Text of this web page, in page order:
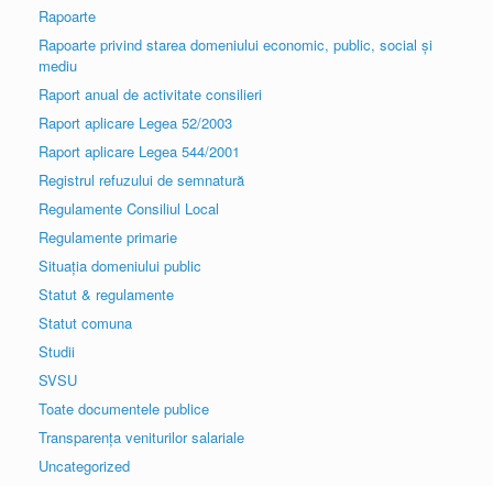
Rapoarte
Rapoarte privind starea domeniului economic, public, social și
mediu
Raport anual de activitate consilieri
Raport aplicare Legea 52/2003
Raport aplicare Legea 544/2001
Registrul refuzului de semnatură
Regulamente Consiliul Local
Regulamente primarie
Situația domeniului public
Statut & regulamente
Statut comuna
Studii
SVSU
Toate documentele publice
Transparența veniturilor salariale
Uncategorized